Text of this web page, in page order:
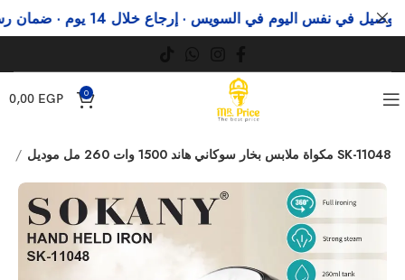
0
0,00 EGP
مكواة ملابس بخار سوكاني هاند 1500 وات 260 مل موديل SK-11048
في نفس اليوم في السويس · إرجاع خلال 14 يوم · ضمان رسمي